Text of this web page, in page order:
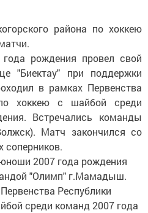
района по хоккею
рождения провел свой
"Биектау" при поддержки
в рамках Первенства
хоккею с шайбой среди
Встречались команды
Матч закончился со
соперников.
2007 года рождения
"Олимп" г.Мамадыш.
Республики
среди команд 2007 года